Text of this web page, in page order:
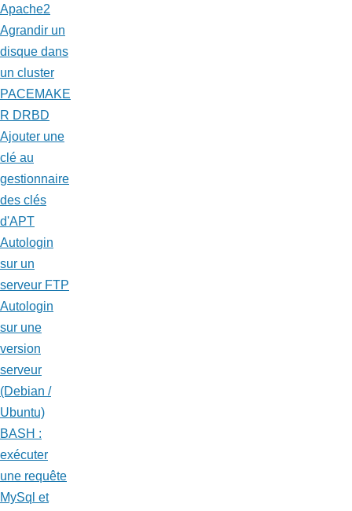
Apache2
Agrandir un
disque dans
un cluster
PACEMAKE
R DRBD
Ajouter une
clé au
gestionnaire
des clés
d'APT
Autologin
sur un
serveur FTP
Autologin
sur une
version
serveur
(Debian /
Ubuntu)
BASH :
exécuter
une requête
MySql et